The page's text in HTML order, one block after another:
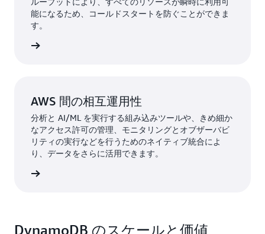
能になるため、コールドスタートを防ぐことができま
す。
AWS 間の相互運用性
分析と AI/ML を実行する組み込みツールや、きめ細か
なアクセス許可の管理、モニタリングとオブザーバビ
リティの実行などを行うためのネイティブ統合によ
り、データをさらに活用できます。
DynamoDB のスケールと価値